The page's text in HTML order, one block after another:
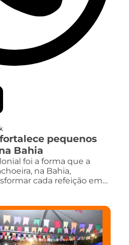
pequenos
Bahia
foi a forma que a
na Bahia,
cada refeição em…